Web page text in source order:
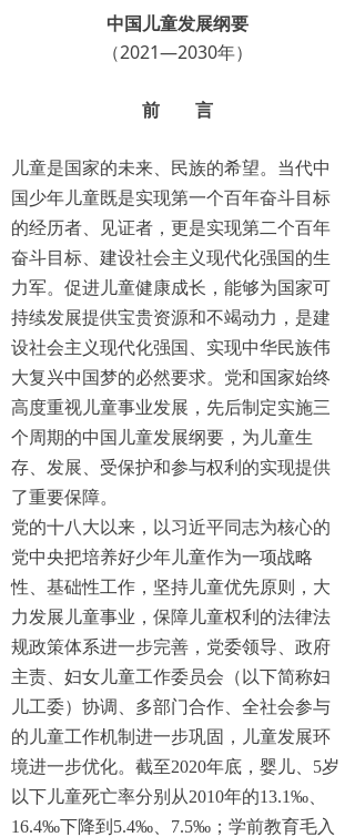
中国儿童发展纲要
（2021—2030年）
前 言
儿童是国家的未来、民族的希望。当代中
国少年儿童既是实现第一个百年奋斗目标
的经历者、见证者，更是实现第二个百年
奋斗目标、建设社会主义现代化强国的生
力军。促进儿童健康成长，能够为国家可
持续发展提供宝贵资源和不竭动力，是建
设社会主义现代化强国、实现中华民族伟
大复兴中国梦的必然要求。党和国家始终
高度重视儿童事业发展，先后制定实施三
个周期的中国儿童发展纲要，为儿童生
存、发展、受保护和参与权利的实现提供
了重要保障。
党的十八大以来，以习近平同志为核心的
党中央把培养好少年儿童作为一项战略
性、基础性工作，坚持儿童优先原则，大
力发展儿童事业，保障儿童权利的法律法
规政策体系进一步完善，党委领导、政府
主责、妇女儿童工作委员会（以下简称妇
儿工委）协调、多部门合作、全社会参与
的儿童工作机制进一步巩固，儿童发展环
境进一步优化。截至2020年底，婴儿、5岁
以下儿童死亡率分别从2010年的13.1‰、
16.4‰下降到5.4‰、7.5‰；学前教育毛入